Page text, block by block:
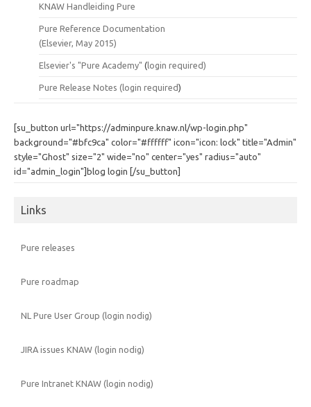
KNAW Handleiding Pure
Pure Reference Documentation
(Elsevier, May 2015)
Elsevier's "Pure Academy" (login required)
Pure Release Notes (login required)
[su_button url="https://adminpure.knaw.nl/wp-login.php"
background="#bfc9ca" color="#ffffff" icon="icon: lock" title="Admin"
style="Ghost" size="2" wide="no" center="yes" radius="auto"
id="admin_login"]blog login [/su_button]
Links
Pure releases
Pure roadmap
NL Pure User Group (login nodig)
JIRA issues KNAW (login nodig)
Pure Intranet KNAW (login nodig)